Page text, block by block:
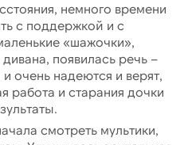
немного времени
с поддержкой и с
«шажочки»,
появилась речь –
очень надеются и верят,
работа и старания дочки
смотреть мультики,